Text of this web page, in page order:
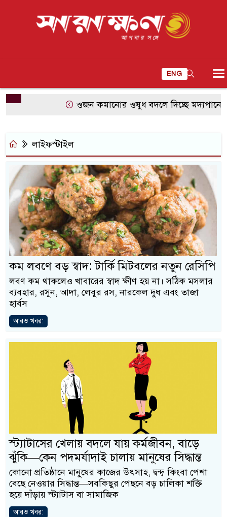
ENG
ওজন কমানোর ওষুধ বদলে দিচ্ছে মদ্যপানের
লাইফস্টাইল
কম লবণে বড় স্বাদ: টার্কি মিটবলের নতুন রেসিপি
লবণ কম থাকলেও খাবারের স্বাদ ক্ষীণ হয় না। সঠিক মসলার
ব্যবহার, রসুন, আদা, লেবুর রস, নারকেল দুধ এবং তাজা
হার্বস
আরও খবর:
স্ট্যাটাসের খেলায় বদলে যায় কর্মজীবন, বাড়ে
ঝুঁকি—কেন পদমর্যাদাই চালায় মানুষের সিদ্ধান্ত
কোনো প্রতিষ্ঠানে মানুষের কাজের উৎসাহ, দ্বন্দ্ব কিংবা পেশা
বেছে নেওয়ার সিদ্ধান্ত—সবকিছুর পেছনে বড় চালিকা শক্তি
হয়ে দাঁড়ায় স্ট্যাটাস বা সামাজিক
আরও খবর: